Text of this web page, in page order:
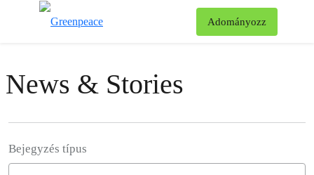
Adományozz
News & Stories
Bejegyzés típus